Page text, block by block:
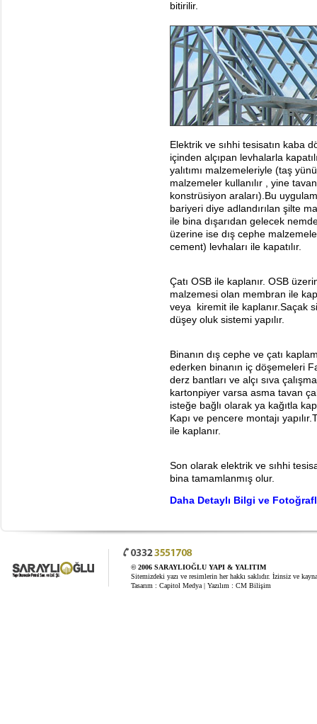
bitirilir.
Elektrik ve sıhhi tesisatın kaba
içinden alçıpan levhalarla
yalıtımı malzemeleriyle (taş
malzemeler kullanılır , yine
konstrüsiyon araları).Bu
bariyeri diye adlandırılan şilte
ile bina dışarıdan gelecek
üzerine ise dış cephe
cement) levhaları ile kapatılır.
Çatı OSB ile kaplanır. OSB
malzemesi olan membran ile
veya kiremit ile kaplanır.Saçak
düşey oluk sistemi yapılır.
Binanın dış cephe ve çatı
ederken binanın iç döşemeleri
derz bantları ve alçı sıva
kartonpiyer varsa asma tavan
isteğe bağlı olarak ya kağıtla
Kapı ve pencere montajı
ile kaplanır.
Son olarak elektrik ve sıhhi
bina tamamlanmış olur.
Daha Detaylı Bilgi ve
© 2006 SARAYLIOĞLU YAPI & YALITIM
Sitemizdeki yazı ve resimlerin her hakkı saklıdır. İzinsiz ve
Tasarım : Capitol Medya | Yazılım : CM Bilişim